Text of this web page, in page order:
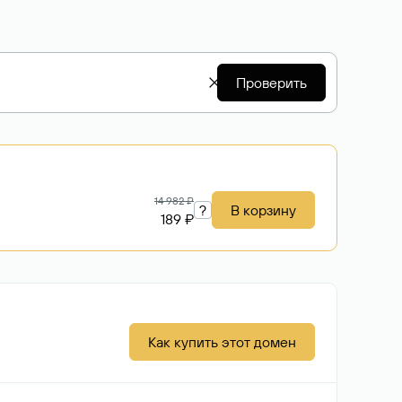
Проверить
14 982 ₽
189 ₽ ? В корзину
Как купить этот домен